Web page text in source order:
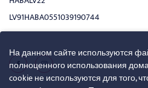
LV91HABA0551039190744
На данном сайте используются
полноценного использования
cookie не используются для того,